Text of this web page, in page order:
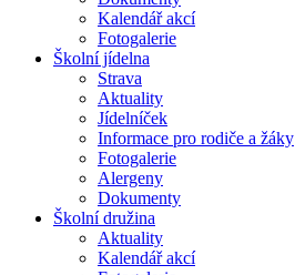
Kalendář akcí
Fotogalerie
Školní jídelna
Strava
Aktuality
Jídelníček
Informace pro rodiče a žáky
Fotogalerie
Alergeny
Dokumenty
Školní družina
Aktuality
Kalendář akcí